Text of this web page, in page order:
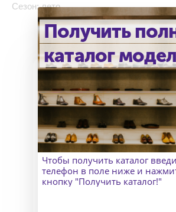
Сезон: лето
В Москве к Вам приедет
замерщик, а для клиентов
из других городов
удаленный пошив и
макеты для снятия мерок.
Как узнать точный
Получить
каталог
Чтобы получить каталог
телефон в поле ниже и
кнопку "Получить каталог!"